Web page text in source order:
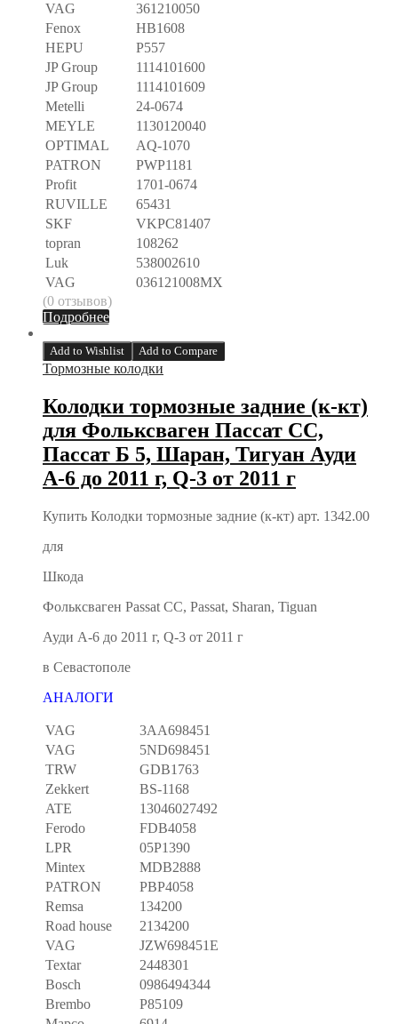
VAG
361210050
Fenox
HB1608
HEPU
P557
JP Group
1114101600
JP Group
1114101609
Metelli
24-0674
MEYLE
1130120040
OPTIMAL
AQ-1070
PATRON
PWP1181
Profit
1701-0674
RUVILLE
65431
SKF
VKPC81407
topran
108262
Luk
538002610
VAG
036121008MX
(0 отзывов)
Подробнее
Add to Wishlist Add to Compare
Тормозные колодки
Колодки тормозные задние (к-кт)
для Фольксваген Пассат CC,
Пассат Б 5, Шаран, Тигуан Ауди
А-6 до 2011 г, Q-3 от 2011 г
Купить Колодки тормозные задние (к-кт) арт. 1342.00
для
Шкода
Фольксваген Passat CC, Passat, Sharan, Tiguan
Ауди А-6 до 2011 г, Q-3 от 2011 г
в Севастополе
АНАЛОГИ
VAG
3AA698451
VAG
5ND698451
TRW
GDB1763
Zekkert
BS-1168
ATE
13046027492
Ferodo
FDB4058
LPR
05P1390
Mintex
MDB2888
PATRON
PBP4058
Remsa
134200
Road house
2134200
VAG
JZW698451E
Textar
2448301
Bosch
0986494344
Brembo
P85109